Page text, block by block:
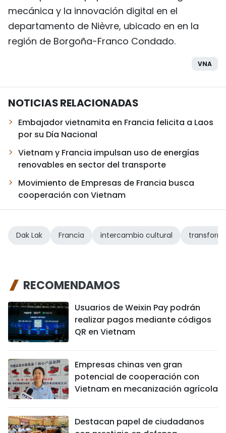
mecánica y la innovación digital en el
departamento de Nièvre, ubicado en en la
región de Borgoña-Franco Condado.
VNA
NOTICIAS RELACIONADAS
Embajador vietnamita en Francia felicita a Laos
por su Día Nacional
Vietnam y Francia impulsan uso de energías
renovables en sector del transporte
Movimiento de Empresas de Francia busca
cooperación con Vietnam
Dak Lak Francia intercambio cultural
RECOMENDAMOS
Usuarios de Weixin Pay podrán
realizar pagos mediante códigos
QR en Vietnam
Empresas chinas ven gran
potencial de cooperación con
Vietnam en mecanización agrícola
Destacan papel de ciudadanos